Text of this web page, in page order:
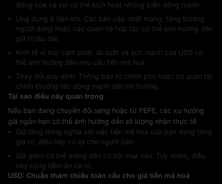
động của cá voi có thể kích hoạt những biến động mạnh.
Ứng dụng & tiện ích: Các bản cập nhật mạng, tăng trưởng
người dùng hoặc các quan hệ hợp tác có thể ảnh hưởng đến
giá trị lâu dài.
Kinh tế vĩ mô: Lạm phát, lãi suất và sức mạnh của USD có
thể ảnh hưởng đến nhu cầu tiền mã hoá.
Thay đổi quy định: Thông báo từ chính phủ hoặc cơ quan tài
chính thường tác động mạnh đến thị trường.
Tại sao điều này quan trọng
Nếu bạn đang chuyển đổi sang hoặc từ PEPE, các xu hướng
giá ngắn hạn có thể ảnh hưởng đến số lượng nhận thực tế.
Giá tăng đồng nghĩa với việc tiền mã hoá của bạn đang tăng
giá trị, điều này có lợi cho người bán.
Giá giảm có thể mang đến cơ hội mua vào. Tuy nhiên, điều
này cũng tiềm ẩn rủi ro.
USD: Chuẩn tham chiếu toàn cầu cho giá tiền mã hoá